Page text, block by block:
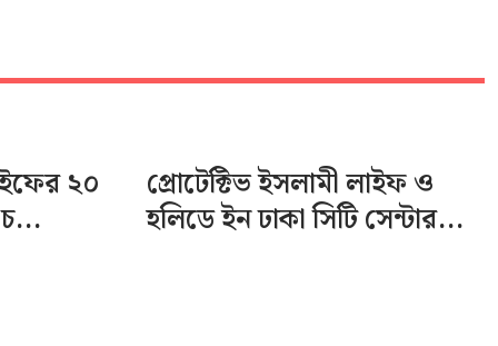
২০
প্রোটেক্টিভ ইসলামী লাইফ ও
হলিডে ইন ঢাকা সিটি সেন্টার...